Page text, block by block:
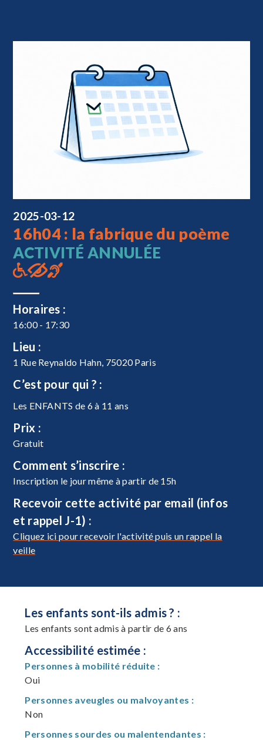
2025-03-12
16h04 : la fabrique du poème
ACTIVITÉ ANNULÉE
Horaires :
16:00 - 17:30
Lieu :
1 Rue Reynaldo Hahn, 75020 Paris
C’est pour qui ? :
Les ENFANTS de 6 à 11 ans
Prix :
Gratuit
Comment s’inscrire :
Inscription le jour même à partir de 15h
Recevoir cette activité par email (infos
et rappel J-1) :
Cliquez ici pour recevoir l'activité puis un rappel la
veille
Les enfants sont-ils admis ? :
Les enfants sont admis à partir de 6 ans
Accessibilité estimée :
Personnes à mobilité réduite :
Oui
Personnes aveugles ou malvoyantes :
Non
Personnes sourdes ou malentendantes :